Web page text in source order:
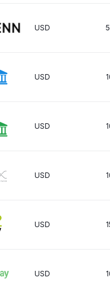
USD
USD
USD
USD
USD
USD